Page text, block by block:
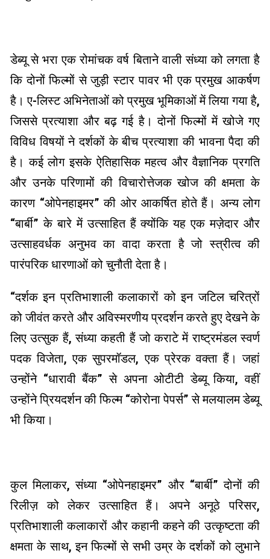
डेब्यू से भरा एक रोमांचक वर्ष बिताने वाली संध्या को लगता है
कि दोनों फिल्मों से जुड़ी स्टार पावर भी एक प्रमुख आकर्षण
है। ए-लिस्ट अभिनेताओं को प्रमुख भूमिकाओं में लिया गया है,
जिससे प्रत्याशा और बढ़ गई है। दोनों फिल्मों में खोजे गए
विविध विषयों ने दर्शकों के बीच प्रत्याशा की भावना पैदा की
है। कई लोग इसके ऐतिहासिक महत्व और वैज्ञानिक प्रगति
और उनके परिणामों की विचारोत्तेजक खोज की क्षमता के
कारण “ओपेनहाइमर” की ओर आकर्षित होते हैं। अन्य लोग
“बार्बी” के बारे में उत्साहित हैं क्योंकि यह एक मज़ेदार और
उत्साहवर्धक अनुभव का वादा करता है जो स्त्रीत्व की
पारंपरिक धारणाओं को चुनौती देता है।
“दर्शक इन प्रतिभाशाली कलाकारों को इन जटिल चरित्रों
को जीवंत करते और अविस्मरणीय प्रदर्शन करते हुए देखने के
लिए उत्सुक हैं, संध्या कहती हैं जो कराटे में राष्ट्रमंडल स्वर्ण
पदक विजेता, एक सुपरमॉडल, एक प्रेरक वक्ता हैं। जहां
उन्होंने “धारावी बैंक” से अपना ओटीटी डेब्यू किया, वहीं
उन्होंने प्रियदर्शन की फिल्म “कोरोना पेपर्स” से मलयालम डेब्यू
भी किया।
कुल मिलाकर, संध्या “ओपेनहाइमर” और “बार्बी” दोनों की
रिलीज़ को लेकर उत्साहित हैं। अपने अनूठे परिसर,
प्रतिभाशाली कलाकारों और कहानी कहने की उत्कृष्टता की
क्षमता के साथ, इन फिल्मों से सभी उम्र के दर्शकों को लुभाने